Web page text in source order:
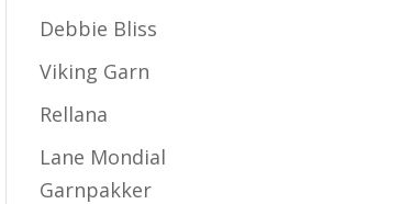
Debbie Bliss
Viking Garn
Rellana
Lane Mondial
Garnpakker